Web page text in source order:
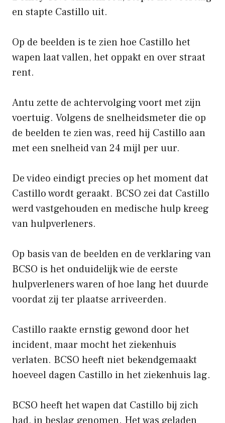
en stapte Castillo uit.
Op de beelden is te zien hoe Castillo het
wapen laat vallen, het oppakt en over straat
rent.
Antu zette de achtervolging voort met zijn
voertuig. Volgens de snelheidsmeter die op
de beelden te zien was, reed hij Castillo aan
met een snelheid van 24 mijl per uur.
De video eindigt precies op het moment dat
Castillo wordt geraakt. BCSO zei dat Castillo
werd vastgehouden en medische hulp kreeg
van hulpverleners.
Op basis van de beelden en de verklaring van
BCSO is het onduidelijk wie de eerste
hulpverleners waren of hoe lang het duurde
voordat zij ter plaatse arriveerden.
Castillo raakte ernstig gewond door het
incident, maar mocht het ziekenhuis
verlaten. BCSO heeft niet bekendgemaakt
hoeveel dagen Castillo in het ziekenhuis lag.
BCSO heeft het wapen dat Castillo bij zich